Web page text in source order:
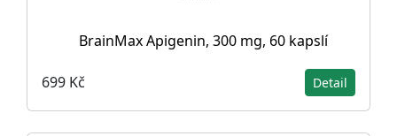
BrainMax Apigenin, 300 mg, 60 kapslí
699 Kč Detail